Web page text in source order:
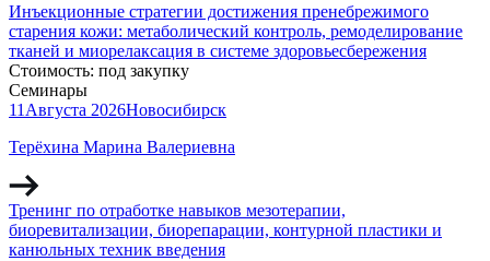
Инъекционные стратегии достижения пренебрежимого
старения кожи: метаболический контроль, ремоделирование
тканей и миорелаксация в системе здоровьесбережения
Стоимость: под закупку
Семинары
11 Августа 2026Новосибирск
Терёхина Марина Валериевна
Тренинг по отработке навыков мезотерапии,
биоревитализации, биорепарации, контурной пластики и
канюльных техник введения